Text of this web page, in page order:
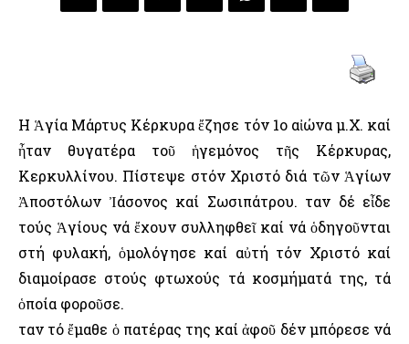
Η Ἁγία Μάρτυς Κέρκυρα ἔζησε τόν 1ο αἰώνα μ.Χ. καί
ἦταν θυγατέρα τοῦ ἡγεμόνος τῆς Κέρκυρας,
Κερκυλλίνου. Πίστεψε στόν Χριστό διά τῶν Ἁγίων
Ἀποστόλων Ἰάσονος καί Σωσιπάτρου. Ὅταν δέ εἶδε
τούς Ἁγίους νά ἔχουν συλληφθεῖ καί νά ὁδηγοῦνται
στή φυλακή, ὁμολόγησε καί αὐτή τόν Χριστό καί
διαμοίρασε στούς φτωχούς τά κοσμήματά της, τά
ὁποία φοροῦσε.
Ὅταν τό ἔμαθε ὁ πατέρας της καί ἀφοῦ δέν μπόρεσε νά